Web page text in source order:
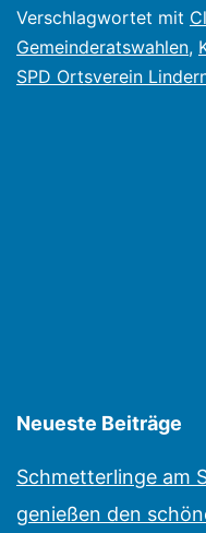
–
Plakate
Verschlagwortet mit
Gemeinderatswahlen,
SPD Ortsverein
Neueste Beiträge
Schmetterlinge am
genießen den